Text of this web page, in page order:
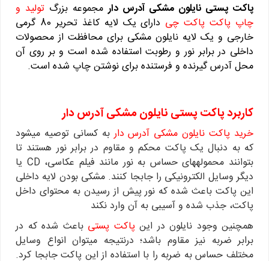
پاکت پستی نایلون مشکی آدرس دارمجموعه بزرگ تولید و
چاپ پاکت پاکت چی
دارای یک لایه کاغذ تحریر 80 گرمی
خارجی و یک لایه نایلون مشکی برای محافظت از محصولات
داخلی در برابر نور و رطوبت استفاده شده است و بر روی آن
محل آدرس گیرنده و فرستنده برای نوشتن چاپ شده است.
کاربرد پاکت پستی نایلون مشکی آدرس دار
خرید پاکت نایلون مشکی آدرس دار
به کسانی توصیه می‎شود
که به دنبال یک پاکت محکم و مقاوم در برابر نور هستند تا
بتوانند محموله‎های حساس به نور مانند فیلم عکاسی، CD یا
دیگر وسایل الکترونیکی را جابجا کنند. مشکی بودن لایه داخلی
این پاکت باعث شده که نور پیش از رسیدن به محتوای داخل
پاکت، جذب شده و آسیبی به آن وارد نکند
همچنین وجود نایلون در اینپاکت پستی باعث شده که در
برابر ضربه نیز مقاوم باشد؛ درنتیجه می‎توان انواع وسایل
مختلف حساس به ضربه را با استفاده از این پاکت جابجا کرد.